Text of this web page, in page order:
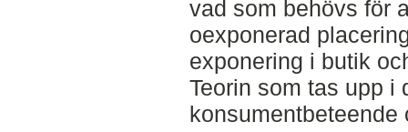
vad som behövs för
oexponerad
exponering i butik
Teorin som tas upp i
konsumentbeteende